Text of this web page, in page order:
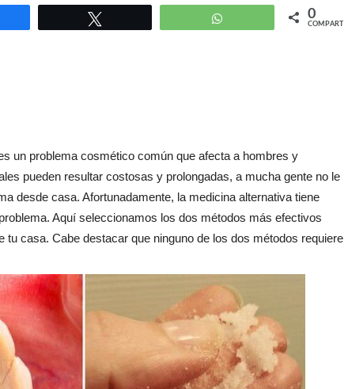
0
COMPARTIR
un problema cosmético común que afecta a hombres y
pueden resultar costosas y prolongadas, a mucha gente no le
desde casa. Afortunadamente, la medicina alternativa tiene
Aquí seleccionamos los dos métodos más efectivos
tu casa. Cabe destacar que ninguno de los dos métodos requiere